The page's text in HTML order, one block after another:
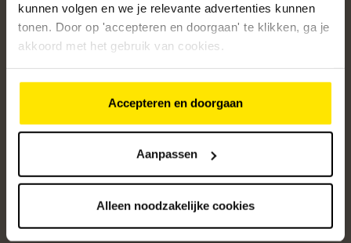
kunnen volgen en we je relevante advertenties kunnen
tonen. Door op 'accepteren en doorgaan' te klikken, ga je
akkoord met het gebruik van cookies.
Accepteren en doorgaan
Aanpassen
Alleen noodzakelijke cookies
Over ons
4.8 /5
Altijd op de hoogte van onze acties
Ontvang de beste aanbiedingen en persoonlijk advies.
Aanmelden